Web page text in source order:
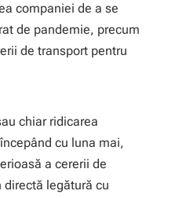
companiei de a se
de pandemie, precum
de transport pentru
chiar ridicarea
cu luna mai,
a cererii de
legătură cu